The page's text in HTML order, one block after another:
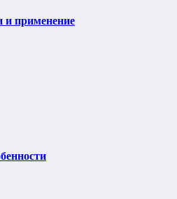
и применение